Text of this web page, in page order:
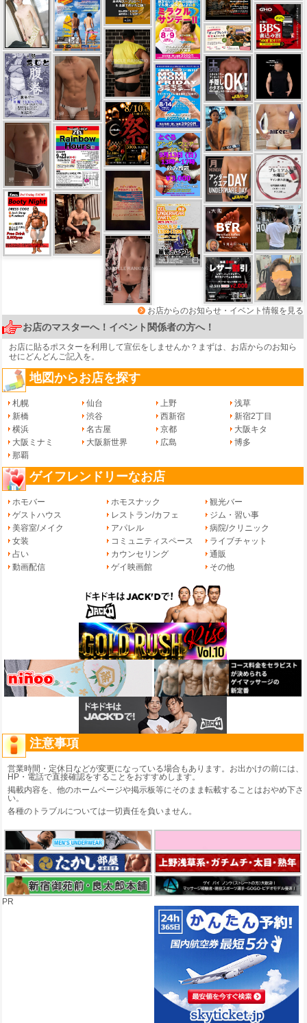
お店からのお知らせ・イベント情報を見る
お店のマスターへ！イベント関係者の方へ！
お店に貼るポスターを利用して宣伝をしませんか？まずは、 お店からのお知ら
せにどんどんご記入を。
地図からお店を探す
札幌 仙台 上野
浅草
新橋
渋谷 西新宿
新宿2丁目
横浜
名古屋 京都
大阪キタ
大阪ミナミ
大阪新世界 広島
博多
那覇
ゲイフレンドリーなお店
ホモバー ホモスナック
観光バー
ゲストハウス
レストラン/カフェ
ジム・習い事
美容室/メイク
アパレル
病院/クリニック
女装
コミュニティスペース
ライブチャット
占い
カウンセリング
通販
動画配信
ゲイ映画館 その他
注意事項
営業時間・定休日などが変更になっている場合もあります。お出かけの前には、
HP・電話で直接確認をすることをおすすめします。
掲載内容を、他のホームページや掲示板等にそのまま転載することはおやめ下さ
い。
各種のトラブルについては一切責任を負いません。
PR